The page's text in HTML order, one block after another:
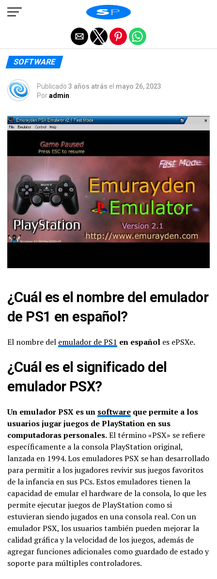
SOFTWARE
Publicado 3 años atrás el mayo 26, 2023
Poradmin
¿Cuál es el nombre del emulador
de PS1 en español?
El nombre del emulador de PS1 en español es ePSXe.
¿Cuál es el significado del
emulador PSX?
Un emulador PSX es un software que permite a los
usuarios jugar juegos de PlayStation en sus
computadoras personales.El término «PSX» se refiere
específicamente a la consola PlayStation original,
lanzada en 1994. Los emuladores PSX se han desarrollado
para permitir a los jugadores revivir sus juegos favoritos
de la infancia en sus PCs. Estos emuladores tienen la
capacidad de emular el hardware de la consola, lo que les
permite ejecutar juegos de PlayStation como si
estuvieran siendo jugados en una consola real. Con un
emulador PSX, los usuarios también pueden mejorar la
calidad gráfica y la velocidad de los juegos, además de
agregar funciones adicionales como guardado de estado y
soporte para múltiples controladores.
Salir de la versión móvil